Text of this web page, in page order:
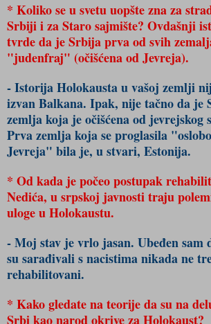
* Koliko se u svetu uopšte zna za
Srbiji i za Staro sajmište? Ovdašnji
tvrde da je Srbija prva od svih
"judenfraj" (očišćena od Jevreja).
- Istorija Holokausta u vašoj zemlji
izvan Balkana. Ipak, nije tačno da je
zemlja koja je očišćena od jevrejskog
Prva zemlja koja se proglasila
Jevreja" bila je, u stvari, Estonija.
* Od kada je počeo postupak
Nedića, u srpskoj javnosti traju
uloge u Holokaustu.
- Moj stav je vrlo jasan. Ubeđen sam
su sarađivali s nacistima nikada ne
rehabilitovani.
* Kako gledate na teorije da su na
Srbi kao narod okrive za Holokaust?